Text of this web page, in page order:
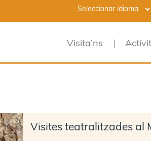
Visita’ns
Visites teatralitzades al